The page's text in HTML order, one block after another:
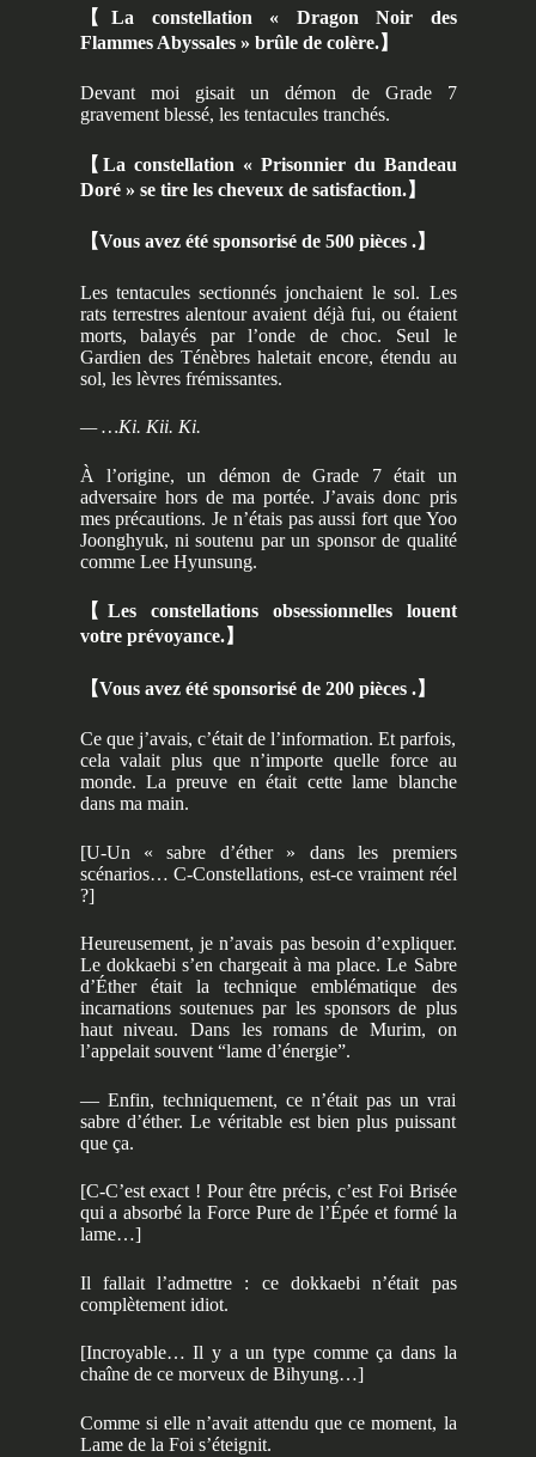
【 La constellation « Dragon Noir des
Flammes Abyssales » brûle de colère.】
Devant moi gisait un démon de Grade 7
gravement blessé, les tentacules tranchés.
【 La constellation « Prisonnier du Bandeau
Doré » se tire les cheveux de satisfaction.】
【Vous avez été sponsorisé de 500 pièces .】
Les tentacules sectionnés jonchaient le sol. Les
rats terrestres alentour avaient déjà fui, ou étaient
morts, balayés par l’onde de choc. Seul le
Gardien des Ténèbres haletait encore, étendu au
sol, les lèvres frémissantes.
— …Ki. Kii. Ki.
À l’origine, un démon de Grade 7 était un
adversaire hors de ma portée. J’avais donc pris
mes précautions. Je n’étais pas aussi fort que Yoo
Joonghyuk, ni soutenu par un sponsor de qualité
comme Lee Hyunsung.
【Les constellations obsessionnelles louent
votre prévoyance.】
【Vous avez été sponsorisé de 200 pièces .】
Ce que j’avais, c’était de l’information. Et parfois,
cela valait plus que n’importe quelle force au
monde. La preuve en était cette lame blanche
dans ma main.
[U-Un « sabre d’éther » dans les premiers
scénarios… C-Constellations, est-ce vraiment réel
?]
Heureusement, je n’avais pas besoin d’expliquer.
Le dokkaebi s’en chargeait à ma place. Le Sabre
d’Éther était la technique emblématique des
incarnations soutenues par les sponsors de plus
haut niveau. Dans les romans de Murim, on
l’appelait souvent “lame d’énergie”.
— Enfin, techniquement, ce n’était pas un vrai
sabre d’éther. Le véritable est bien plus puissant
que ça.
[C-C’est exact ! Pour être précis, c’est Foi Brisée
qui a absorbé la Force Pure de l’Épée et formé la
lame…]
Il fallait l’admettre : ce dokkaebi n’était pas
complètement idiot.
[Incroyable… Il y a un type comme ça dans la
chaîne de ce morveux de Bihyung…]
Comme si elle n’avait attendu que ce moment, la
Lame de la Foi s’éteignit.